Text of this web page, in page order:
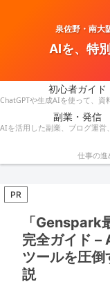
泉佐野・南大
AIを、特
初心者ガイド
副業・発信
PR
「Genspark
完全ガイド –
ツールを圧
説